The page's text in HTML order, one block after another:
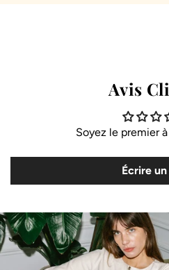
Avis
Soyez le premier
Écrire